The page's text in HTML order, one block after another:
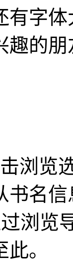
有字
的
浏览
书名
浏览
。